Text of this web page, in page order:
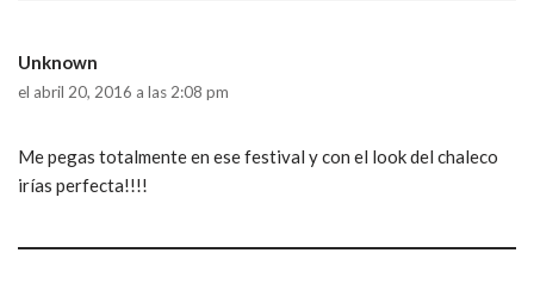
Unknown
el abril 20, 2016 a las 2:08 pm
Me pegas totalmente en ese festival y con el look del chaleco
irías perfecta!!!!